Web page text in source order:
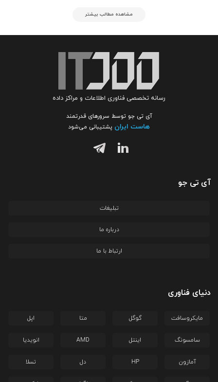
مشاهده مطالب بیشتر
رسانه تخصصی فناوری اطلاعات و مراکز داده
آی تی جو توسط سرورهای قدرتمند
هاست ایران پشتیبانی می‌شود
آی تی جو
تبلیغات
درباره ما
ارتباط با ما
دنیای فناوری
مایکروسافت گوگل متا اپل
سامسونگ اینتل AMD انویدیا
آمازون HP دل تسلا